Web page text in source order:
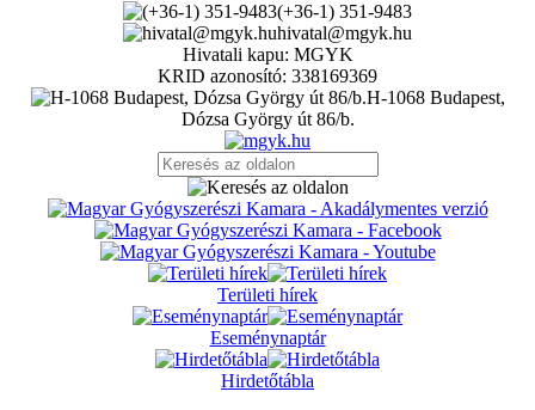
(+36-1) 351-9483
hivatal@mgyk.hu
Hivatali kapu: MGYK
KRID azonosító: 338169369
H-1068 Budapest,
Dózsa György út 86/b.
Területi hírek
Eseménynaptár
Hirdetőtábla